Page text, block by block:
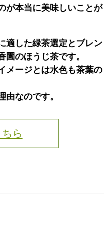
が本当に美味しいことが
適した緑茶選定とブレン
園のほうじ茶です。
メージとは水色も茶葉の
由なのです。
ら